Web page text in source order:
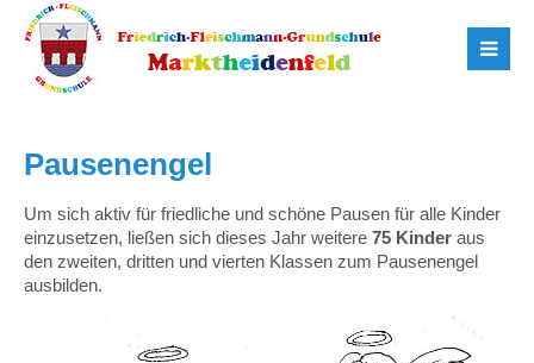
Pausenengel
Um sich aktiv für friedliche und schöne Pausen für alle Kinder
einzusetzen, ließen sich dieses Jahr weitere 75 Kinder aus
den zweiten, dritten und vierten Klassen zum Pausenengel
ausbilden.